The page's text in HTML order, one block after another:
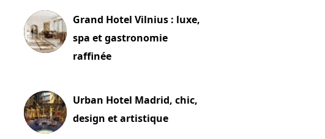
Grand Hotel Vilnius : luxe,
spa et gastronomie
raffinée
Urban Hotel Madrid, chic,
design et artistique